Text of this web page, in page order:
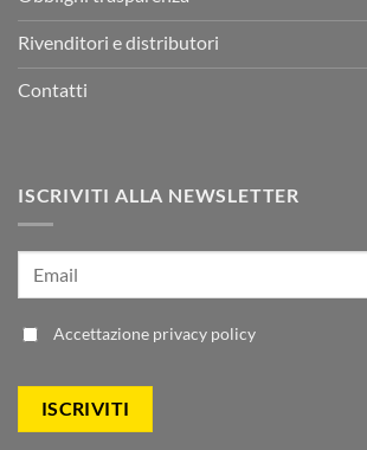
Rivenditori e distributori
Contatti
ISCRIVITI ALLA NEWSLETTER
Accettazione privacy policy